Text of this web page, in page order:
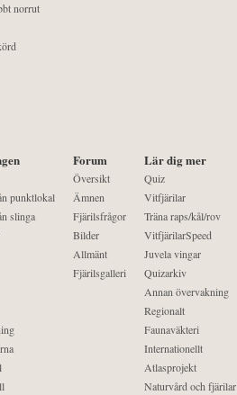
norrut
punktlokal
slinga
Forum
Översikt
Ämnen
Fjärilsfrågor
Bilder
Allmänt
Fjärilsgalleri
Lär dig mer
Quiz
Vitfjärilar
Träna raps/kål/rov
VitfjärilarSpeed
Juvela vingar
Quizarkiv
Annan övervakning
Regionalt
Faunaväkteri
Internationellt
Atlasprojekt
Naturvård och fjärilar